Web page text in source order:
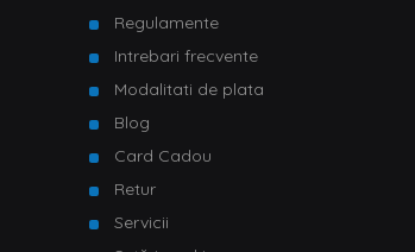
Regulamente
Intrebari frecvente
Modalitati de plata
Blog
Card Cadou
Retur
Servicii